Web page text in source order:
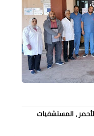
، المستشفيات